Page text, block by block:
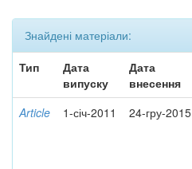
Знайдені матеріали:
Тип
Дата
випуску
Дата
внесення
Article 1-січ-2011 24-гру-2015